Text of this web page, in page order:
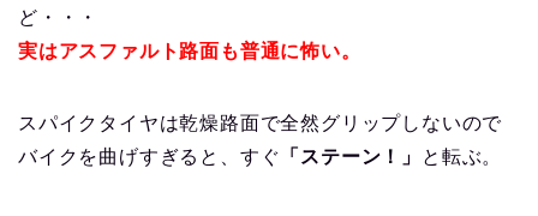
ど・・・
実はアスファルト路面も普通に怖い。
スパイクタイヤは乾燥路面で全然グリップしないので
バイクを曲げすぎると、すぐ 「ステーン！」 と転ぶ。